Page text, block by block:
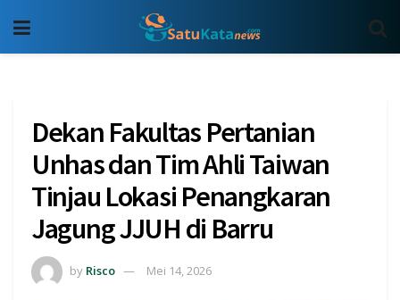
Dekan Fakultas Pertanian
Unhas dan Tim Ahli Taiwan
Tinjau Lokasi Penangkaran
Jagung JJUH di Barru
by Risco Mei 14, 2026